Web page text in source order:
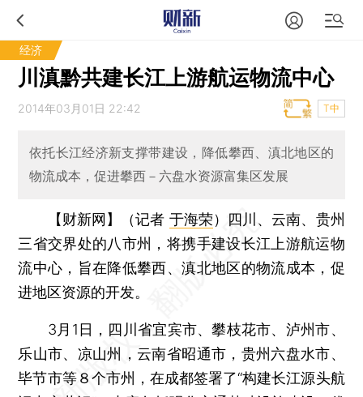
经济
川滇黔共建长江上游航运物流中心
2014年03月01日 22:42 T中
依托长江经济新支撑带建设，降低攀西、滇北地区的
物流成本，促进攀西－六盘水资源富集区发展
【财新网】（记者 于海荣） 四川、云南、贵州
三省交界处的八市州，将携手建设长江上游航运物
流中心，旨在降低攀西、滇北地区的物流成本，促
进地区资源的开发。
3月1日，四川省宜宾市、攀枝花市、泸州市、
乐山市、凉山州，云南省昭通市，贵州六盘水市、
毕节市等８个市州，在成都签署了“构建长江源头航